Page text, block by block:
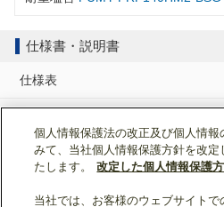
仕様書・説明書
仕様表
据付工事説明書
個人情報保護法の改正及び個人情
みて、当社個人情報保護方針を改
たします。
改定した個人情報保護
当社では、お客様のウェブサイト